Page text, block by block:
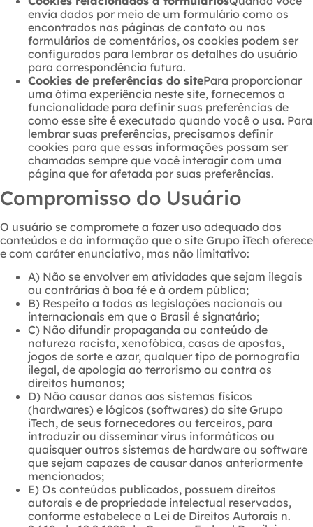
envia dados por meio de um formulário como os
encontrados nas páginas de contato ou nos
formulários de comentários, os cookies podem ser
configurados para lembrar os detalhes do usuário
para correspondência futura.
Cookies de preferências do sitePara proporcionar
uma ótima experiência neste site, fornecemos a
funcionalidade para definir suas preferências de
como esse site é executado quando você o usa. Para
lembrar suas preferências, precisamos definir
cookies para que essas informações possam ser
chamadas sempre que você interagir com uma
página que for afetada por suas preferências.
Compromisso do Usuário
O usuário se compromete a fazer uso adequado dos
conteúdos e da informação que o site Grupo iTech oferece
e com caráter enunciativo, mas não limitativo:
A) Não se envolver em atividades que sejam ilegais
ou contrárias à boa fé e à ordem pública;
B) Respeito a todas as legislações nacionais ou
internacionais em que o Brasil é signatário;
C) Não difundir propaganda ou conteúdo de
natureza racista, xenofóbica, casas de apostas,
jogos de sorte e azar, qualquer tipo de pornografia
ilegal, de apologia ao terrorismo ou contra os
direitos humanos;
D) Não causar danos aos sistemas físicos
(hardwares) e lógicos (softwares) do site Grupo
iTech, de seus fornecedores ou terceiros, para
introduzir ou disseminar vírus informáticos ou
quaisquer outros sistemas de hardware ou software
que sejam capazes de causar danos anteriormente
mencionados;
E) Os conteúdos publicados, possuem direitos
autorais e de propriedade intelectual reservados,
conforme estabelece a Lei de Direitos Autorais n.